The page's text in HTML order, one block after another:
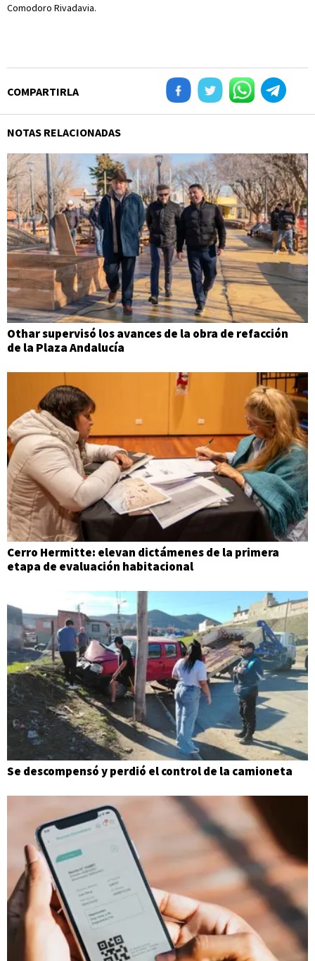
Comodoro Rivadavia.
COMPARTIRLA
NOTAS RELACIONADAS
Othar supervisó los avances de la obra de refacción
de la Plaza Andalucía
Cerro Hermitte: elevan dictámenes de la primera
etapa de evaluación habitacional
Se descompensó y perdió el control de la camioneta